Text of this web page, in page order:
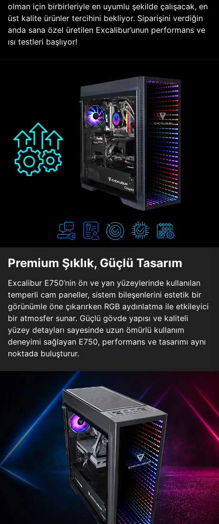
olman için birbirleriyle en uyumlu şekilde çalışacak, en
üst kalite ürünler tercihini bekliyor. Siparişini verdiğin
anda sana özel üretilen Excalibur’unun performans ve
ısı testleri başlıyor!
Premium Şıklık, Güçlü Tasarım
Excalibur E750’nin ön ve yan yüzeylerinde kullanılan
temperli cam paneller, sistem bileşenlerini estetik bir
görünümle öne çıkarırken RGB aydınlatma ile etkileyici
bir atmosfer sunar. Güçlü gövde yapısı ve kaliteli
yüzey detayları sayesinde uzun ömürlü kullanım
deneyimi sağlayan E750, performans ve tasarımı aynı
noktada buluşturur.